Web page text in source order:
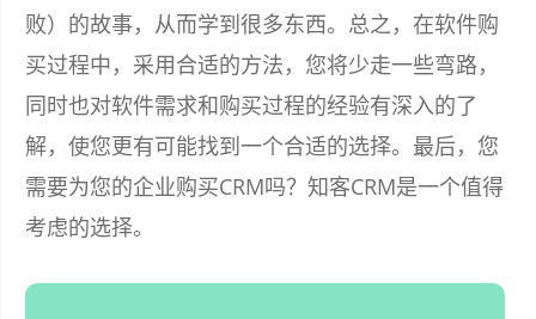
败）的故事，从而学到很多东西。总之，在软件购
买过程中，采用合适的方法，您将少走一些弯路，
同时也对软件需求和购买过程的经验有深入的了
解，使您更有可能找到一个合适的选择。最后，您
需要为您的企业购买CRM吗？知客CRM是一个值得
考虑的选择。